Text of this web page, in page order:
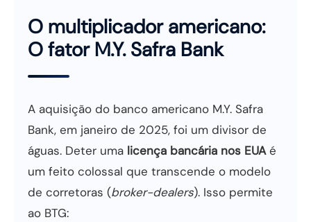
O multiplicador americano:
O fator M.Y. Safra Bank
A aquisição do banco americano M.Y. Safra
Bank, em janeiro de 2025, foi um divisor de
águas. Deter uma licença bancária nos EUAé
um feito colossal que transcende o modelo
de corretoras (broker-dealers). Isso permite
ao BTG: